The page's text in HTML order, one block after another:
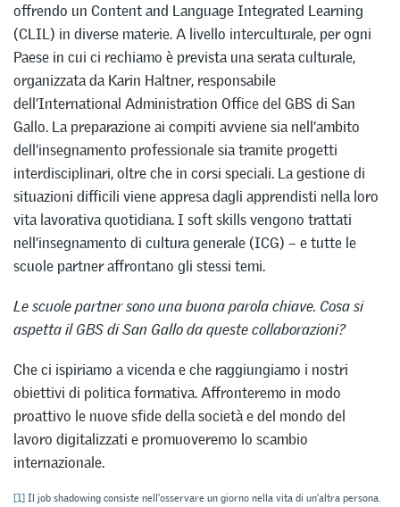
offrendo un Content and Language Integrated Learning
(CLIL) in diverse materie. A livello interculturale, per ogni
Paese in cui ci rechiamo è prevista una serata culturale,
organizzata da Karin Haltner, responsabile
dell’International Administration Office del GBS di San
Gallo. La preparazione ai compiti avviene sia nell’ambito
dell’insegnamento professionale sia tramite progetti
interdisciplinari, oltre che in corsi speciali. La gestione di
situazioni difficili viene appresa dagli apprendisti nella loro
vita lavorativa quotidiana. I soft skills vengono trattati
nell’insegnamento di cultura generale (ICG) – e tutte le
scuole partner affrontano gli stessi temi.
Le scuole partner sono una buona parola chiave. Cosa si
aspetta il GBS di San Gallo da queste collaborazioni?
Che ci ispiriamo a vicenda e che raggiungiamo i nostri
obiettivi di politica formativa. Affronteremo in modo
proattivo le nuove sfide della società e del mondo del
lavoro digitalizzati e promuoveremo lo scambio
internazionale.
[1]Il job shadowing consiste nell’osservare un giorno nella vita di un’altra persona.